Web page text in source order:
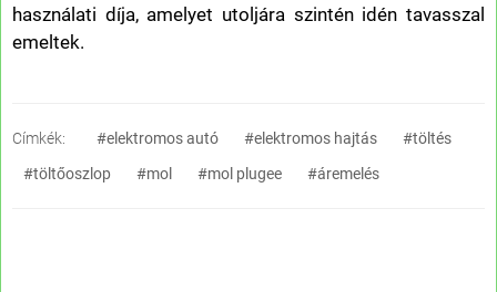
használati díja, amelyet utoljára szintén idén tavasszal
emeltek.
Címkék: #elektromos autó #elektromos hajtás
#töltés
#töltőoszlop
#mol #mol plugee #áremelés